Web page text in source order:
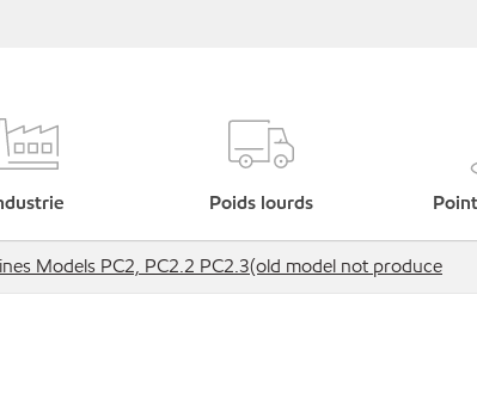
Poids lourds
Models PC2, PC2.2 PC2.3(old model not produce